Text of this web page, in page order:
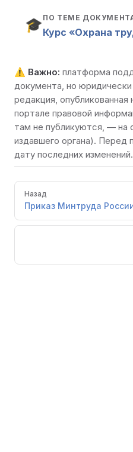
🎓 ПО ТЕМЕ
Курс «Охрана
⚠️ Важно: платформа
документа, но
редакция, опубликованная
портале правовой
там не публикуются, — на
издавшего органа). Перед
дату последних изменений.
PagerНазад
Приказ Минтруда